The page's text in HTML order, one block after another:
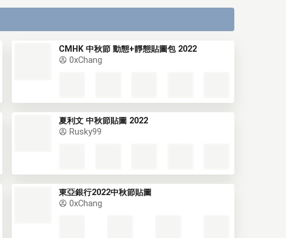
CMHK 中秋節 動態+靜態貼圖包 2022
0xChang
夏利文 中秋節貼圖 2022
Rusky99
東亞銀行2022中秋節貼圖
0xChang